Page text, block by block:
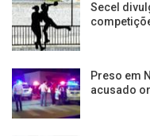
Secel
Preso em
acusado